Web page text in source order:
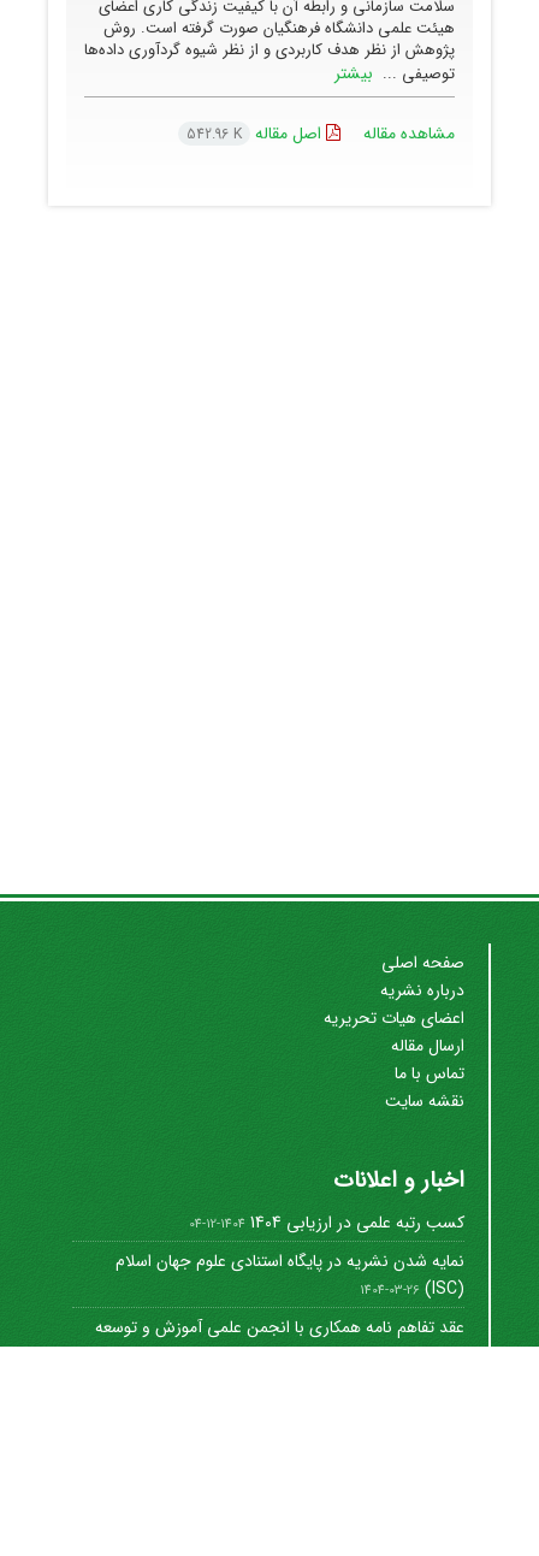
سلامت سازمانی و رابطه آن با کیفیت زندگی کاری اعضای
هیئت علمی دانشگاه فرهنگیان صورت گرفته است. روش
پژوهش از نظر هدف کاربردی و از نظر شیوه گردآوری داده‌ها
توصیفی ... بیشتر
مشاهده مقاله اصل مقاله 542.96 K
صفحه اصلی
درباره نشریه
اعضای هیات تحریریه
ارسال مقاله
تماس با ما
نقشه سایت
اخبار و اعلانات
کسب رتبه علمی در ارزیابی 1404 1404-12-04
نمایه شدن نشریه در پایگاه استنادی علوم جهان اسلام
(ISC)
1404-03-26
عقد تفاهم نامه همکاری با انجمن علمی آموزش و توسعه
منابع ...